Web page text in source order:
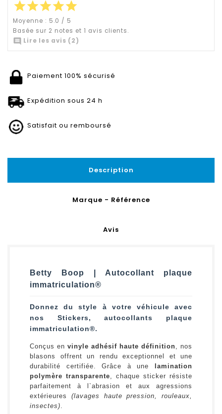
starstarstarstarstar
Moyenne : 5.0 / 5
Basée sur 2 notes et 1 avis clients.
 Lire les avis (2)
Paiement 100% sécurisé
Expédition sous 24 h
Satisfait ou remboursé
Description
Marque - Référence
Avis
Betty Boop | Autocollant plaque
immatriculation®
Donnez du style à votre véhicule avec
nos Stickers, autocollants plaque
immatriculation®.
Conçus en vinyle adhésif haute définition, nos
blasons offrent un rendu exceptionnel et une
durabilité certifiée. Grâce à une
lamination
polymère transparente, chaque sticker résiste
parfaitement à l`abrasion et aux agressions
extérieures (lavages haute pression, rouleaux,
insectes).